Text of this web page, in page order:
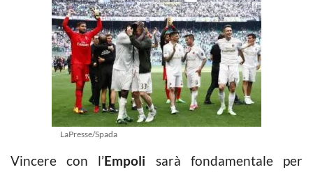
LaPresse/Spada
Vincere con l’Empoli sarà fondamentale per